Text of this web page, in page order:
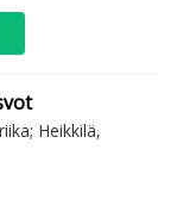
Heikkilä,